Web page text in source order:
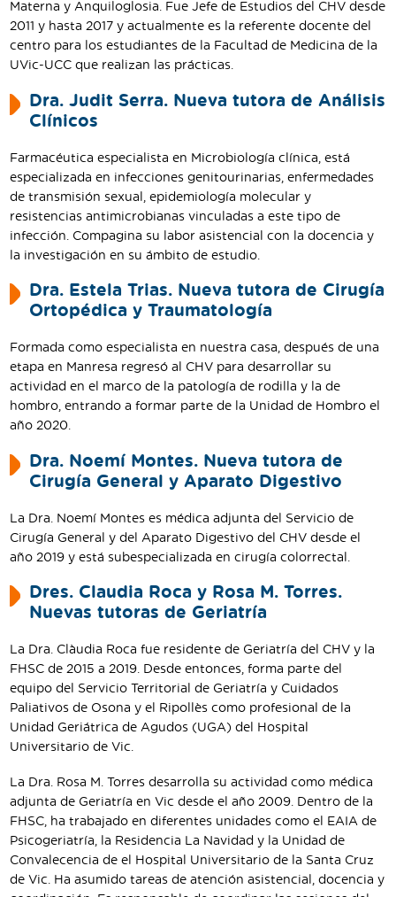
Materna y Anquiloglosia. Fue Jefe de Estudios del CHV desde
2011 y hasta 2017 y actualmente es la referente docente del
centro para los estudiantes de la Facultad de Medicina de la
UVic-UCC que realizan las prácticas.
Dra. Judit Serra. Nueva tutora de Análisis
Clínicos
Farmacéutica especialista en Microbiología clínica, está
especializada en infecciones genitourinarias, enfermedades
de transmisión sexual, epidemiología molecular y
resistencias antimicrobianas vinculadas a este tipo de
infección. Compagina su labor asistencial con la docencia y
la investigación en su ámbito de estudio.
Dra. Estela Trias. Nueva tutora de Cirugía
Ortopédica y Traumatología
Formada como especialista en nuestra casa, después de una
etapa en Manresa regresó al CHV para desarrollar su
actividad en el marco de la patología de rodilla y la de
hombro, entrando a formar parte de la Unidad de Hombro el
año 2020.
Dra. Noemí Montes. Nueva tutora de
Cirugía General y Aparato Digestivo
La Dra. Noemí Montes es médica adjunta del Servicio de
Cirugía General y del Aparato Digestivo del CHV desde el
año 2019 y está subespecializada en cirugía colorrectal.
Dres. Claudia Roca y Rosa M. Torres.
Nuevas tutoras de Geriatría
La Dra. Clàudia Roca fue residente de Geriatría del CHV y la
FHSC de 2015 a 2019. Desde entonces, forma parte del
equipo del Servicio Territorial de Geriatría y Cuidados
Paliativos de Osona y el Ripollès como profesional de la
Unidad Geriátrica de Agudos (UGA) del Hospital
Universitario de Vic.
La Dra. Rosa M. Torres desarrolla su actividad como médica
adjunta de Geriatría en Vic desde el año 2009. Dentro de la
FHSC, ha trabajado en diferentes unidades como el EAIA de
Psicogeriatría, la Residencia La Navidad y la Unidad de
Convalecencia de el Hospital Universitario de la Santa Cruz
de Vic. Ha asumido tareas de atención asistencial, docencia y